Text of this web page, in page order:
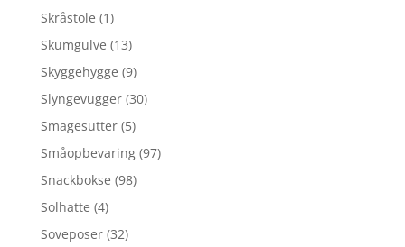
Skråstole (1)
Skumgulve (13)
Skyggehygge (9)
Slyngevugger (30)
Smagesutter (5)
Småopbevaring (97)
Snackbokse (98)
Solhatte (4)
Soveposer (32)